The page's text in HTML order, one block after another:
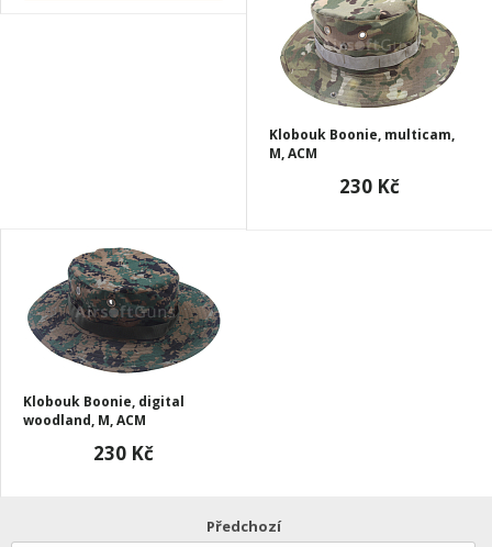
Klobouk Boonie, multicam,
M, ACM
230 Kč
Klobouk Boonie, digital
woodland, M, ACM
230 Kč
Předchozí